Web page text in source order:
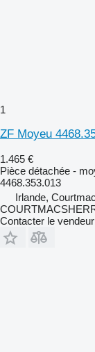
1
ZF Moyeu
1.465 €
Pièce détachée -
4468.353.013
Irlande,
Contacter le vendeur